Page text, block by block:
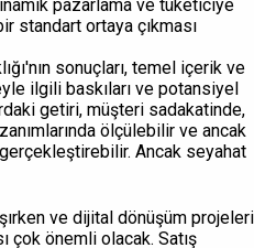
pazarlama ve tüketiciye
standart ortaya çıkması
sonuçları, temel içerik ve
ilgili baskıları ve potansiyel
getiri, müşteri sadakatinde,
ölçülebilir ve ancak
Ancak seyahat
ve dijital dönüşüm projeleri
çok önemli olacak. Satış